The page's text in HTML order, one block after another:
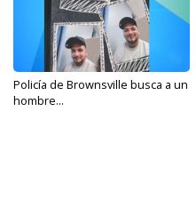
Policía de Brownsville busca a un
hombre...